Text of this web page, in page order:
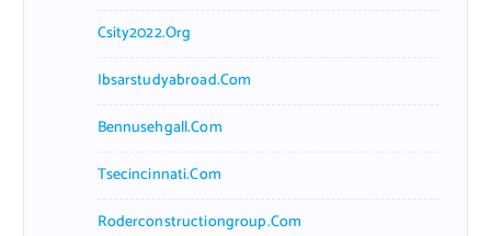
Csity2022.org
Ibsarstudyabroad.com
Bennusehgall.com
Tsecincinnati.com
Roderconstructiongroup.com